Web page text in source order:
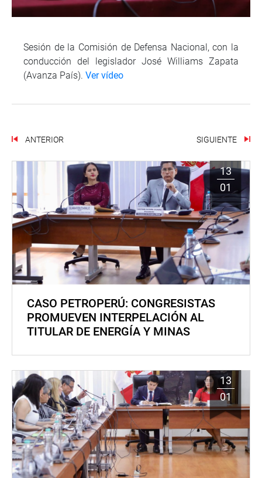
Sesión de la Comisión de Defensa Nacional, con la
conducción del legislador José Williams Zapata
(Avanza País). Ver vídeo
ANTERIOR SIGUIENTE
13
01
CASO PETROPERÚ: CONGRESISTAS
PROMUEVEN INTERPELACIÓN AL
TITULAR DE ENERGÍA Y MINAS
13
01